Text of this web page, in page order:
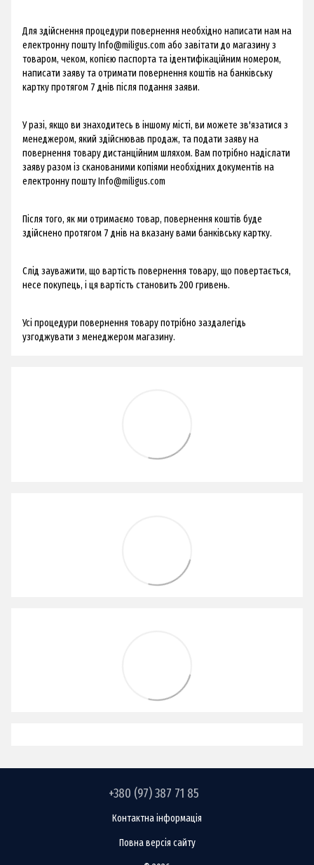
Для здійснення процедури повернення необхідно написати нам на
електронну поштуInfo@miligus.com або завітати до магазину з
товаром, чеком, копією паспорта та ідентифікаційним номером,
написати заяву та отримати повернення коштів на банківську
картку протягом 7 днів після подання заяви.
У разі, якщо ви знаходитесь в іншому місті, ви можете зв'язатися з
менеджером, який здійснював продаж, та подати заяву на
повернення товару дистанційним шляхом. Вам потрібно надіслати
заяву разом із сканованими копіями необхідних документів на
електронну поштуInfo@miligus.com
Після того, як ми отримаємо товар, повернення коштів буде
здійснено протягом 7 днів на вказану вами банківську картку.
Слід зауважити, що вартість повернення товару, що повертається,
несе покупець, і ця вартість становить 200 гривень.
Усі процедури повернення товару потрібно заздалегідь
узгоджувати з менеджером магазину.
+380 (97) 387 71 85
Контактна інформація
Повна версія сайту